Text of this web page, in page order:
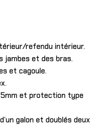
refendu intérieur.
jambes et des bras.
et cagoule.
et protection type
galon et doublés deux